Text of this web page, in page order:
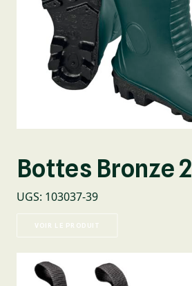
Bottes Bronze 2
UGS: 103037-39
VOIR LE PRODUIT